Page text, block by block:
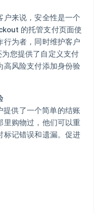
来说，安全性是一个
的托管支付页面使
行为者，同时维护客户
您提供了自定义支付
风险支付添加身份验
供了一个简单的结账
里购物过，他们可以重
标记错误和遗漏。促进